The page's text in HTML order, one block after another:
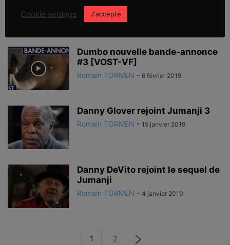
Dumbo nouvelle bande-annonce
#3 [VOST-VF]
Romain TORMEN - 6 février 2019
Danny Glover rejoint Jumanji 3
Romain TORMEN - 15 janvier 2019
Danny DeVito rejoint le sequel de
Jumanji
Romain TORMEN - 4 janvier 2019
1 2
Cookie settings J'accepte